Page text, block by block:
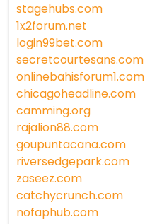
stagehubs.com
1x2forum.net
login99bet.com
secretcourtesans.com
onlinebahisforum1.com
chicagoheadline.com
camming.org
rajalion88.com
goupuntacana.com
riversedgepark.com
zaseez.com
catchycrunch.com
nofaphub.com